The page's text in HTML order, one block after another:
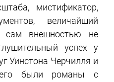
мистификатор,
величайший
сам внешностью не
успех у
Уинстона Черчилля и
были романы с